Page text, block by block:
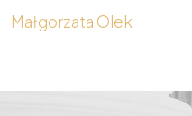
Małgorzata Olek